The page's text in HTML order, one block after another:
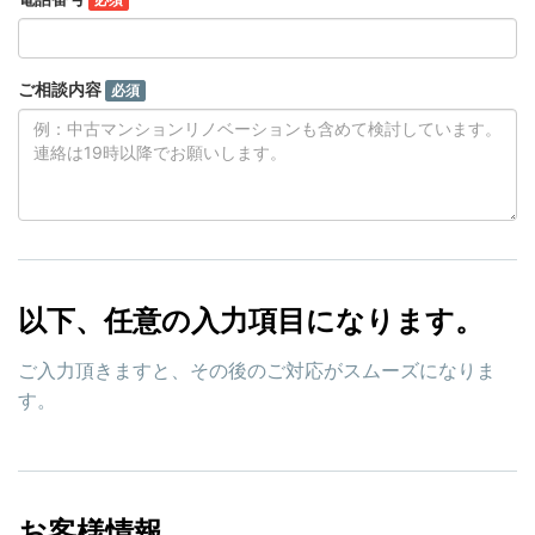
ご相談内容 必須
以下、任意の入力項目になります。
ご入力頂きますと、その後のご対応がスムーズになりま
す。